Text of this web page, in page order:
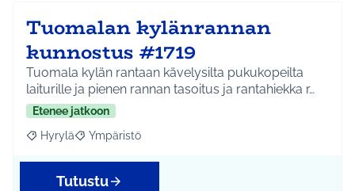
Tuomalan kylänrannan
kunnostus #1719
Tuomala kylän rantaan kävelysilta pukukopeilta
laiturille ja pienen rannan tasoitus ja rantahiekka r…
Etenee jatkoon
Rajaa tulokset aihepiirin mukaan: Hyrylä
Hyrylä Rajaa tulokset teeman mukaan: Ympäristö
Ympäristö
Tutustu